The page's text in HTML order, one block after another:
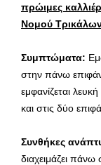
πρώιμες
Νομού
Συμπτώματα:
στην πάνω
εμφανίζεται
και στις δύο
Συνθήκες
διαχειμάζει πάνω